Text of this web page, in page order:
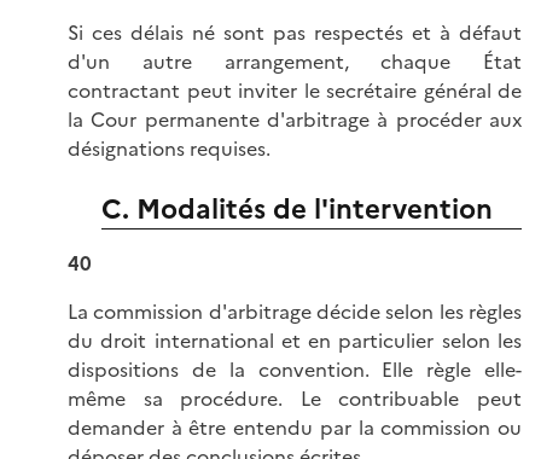
Si ces délais né sont pas respectés et à défaut
d'un autre arrangement, chaque État
contractant peut inviter le secrétaire général de
la Cour permanente d'arbitrage à procéder aux
désignations requises.
C. Modalités de l'intervention
40
La commission d'arbitrage décide selon les règles
du droit international et en particulier selon les
dispositions de la convention. Elle règle elle-
même sa procédure. Le contribuable peut
demander à être entendu par la commission ou